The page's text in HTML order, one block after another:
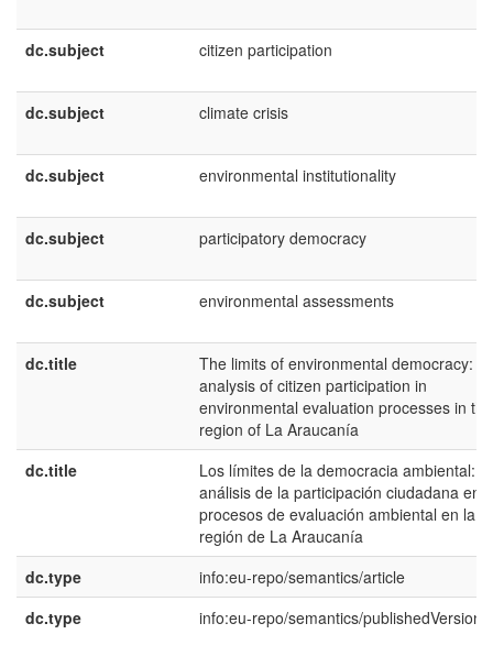
dc.subject citizen participation
dc.subject climate crisis
dc.subject environmental institutionality
dc.subject participatory democracy
dc.subject environmental assessments
dc.title
The limits of environmental democracy:
analysis of citizen participation in
environmental evaluation processes in the
region of La Araucanía
dc.title
Los límites de la democracia ambiental:
análisis de la participación ciudadana en
procesos de evaluación ambiental en la
región de La Araucanía
dc.type
info:eu-repo/semantics/article
dc.type
info:eu-repo/semantics/publishedVersion